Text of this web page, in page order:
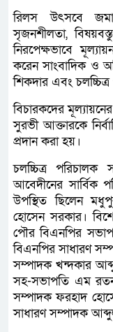
রিলস উৎসবে
সৃজনশীলতা,
নিরপেক্ষভাবে
করেন সাংবাদিক ও
শিকদার এবং
বিচারকদের
সুরভী আক্তারকে
প্রদান করা হয়।
চলচ্চিত্র
আবেদীনের সার্বিক
উপস্থিত ছিলেন
হোসেন সরকার।
পৌর বিএনপির
বিএনপির সাধারণ
সম্পাদক খন্দকার
সহ-সভাপতি এম রতন
সম্পাদক ফরহাদ
সাধারণ সম্পাদক